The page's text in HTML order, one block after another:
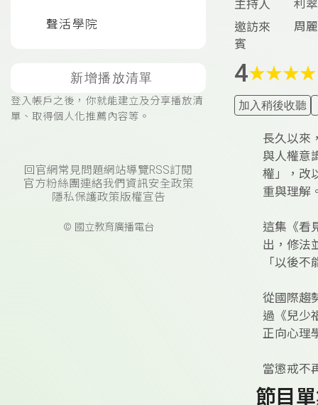
聲活學院
新增播放清單
登入帳戶之後，你就能建立及分享播放清
單、取得個人化推薦內容等。
回官網常見問題網站導覽RSS訂閱
官方粉絲團連絡我們 資訊安全政策
隱私保護政策版權宣告
© 國立教育廣播電台
主持人
利
邀訪來
賓
周
4★★★★
加入稍後收聽
長久以來
與人權意
權」，改
重與理解
這集《看
出，修法
「以後
從國際趨
過《兒少
正向心理
當懲戒不
節目